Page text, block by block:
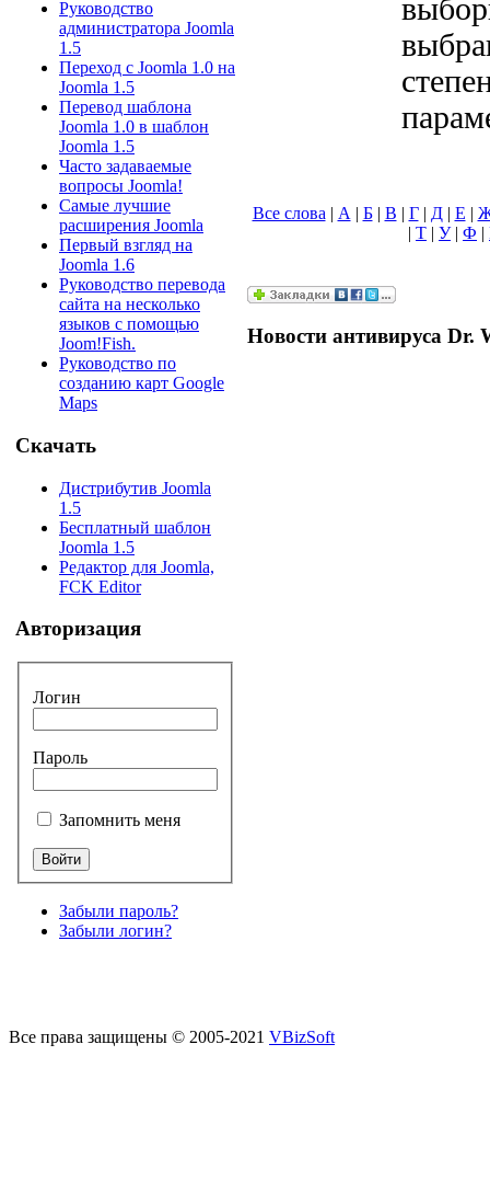
Руководство
администратора Joomla
1.5
Переход с Joomla 1.0 на
Joomla 1.5
Перевод шаблона
Joomla 1.0 в шаблон
Joomla 1.5
Часто задаваемые
вопросы Joomla!
Самые лучшие
расширения Joomla
Первый взгляд на
Joomla 1.6
Руководство перевода
сайта на несколько
языков с помощью
Joom!Fish.
Руководство по
созданию карт Google
Maps
Скачать
Дистрибутив Joomla
1.5
Бесплатный шаблон
Joomla 1.5
Редактор для Joomla,
FCK Editor
Авторизация
Логин
Пароль
Запомнить меня
Забыли пароль?
Забыли логин?
Все слова | А | Б| В | Г| Д| Е |
| Т | У| Ф |
Новости антивируса Dr.
Все права защищены © 2005-2021 VBizSoft